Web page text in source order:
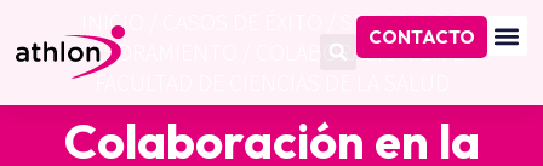
CONTACTO
INICIO
SERVICIO DE
ASESORAMIENTO
COLABORACIÓN EN LA
FACULTAD DE CIENCIAS DE LA SALUD
Colaboración en la